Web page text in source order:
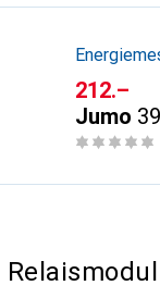
CHF
212.–
Jumo
Relaismodul